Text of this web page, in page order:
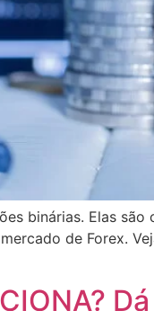
binárias. Elas
de Forex.